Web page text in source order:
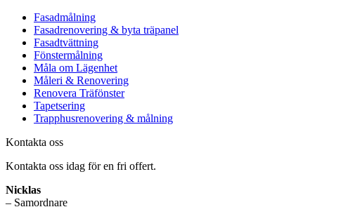
Fasadmålning
Fasadrenovering & byta träpanel
Fasadtvättning
Fönstermålning
Måla om Lägenhet
Måleri & Renovering
Renovera Träfönster
Tapetsering
Trapphusrenovering & målning
Kontakta oss
Kontakta oss idag för en fri offert.
Nicklas
– Samordnare